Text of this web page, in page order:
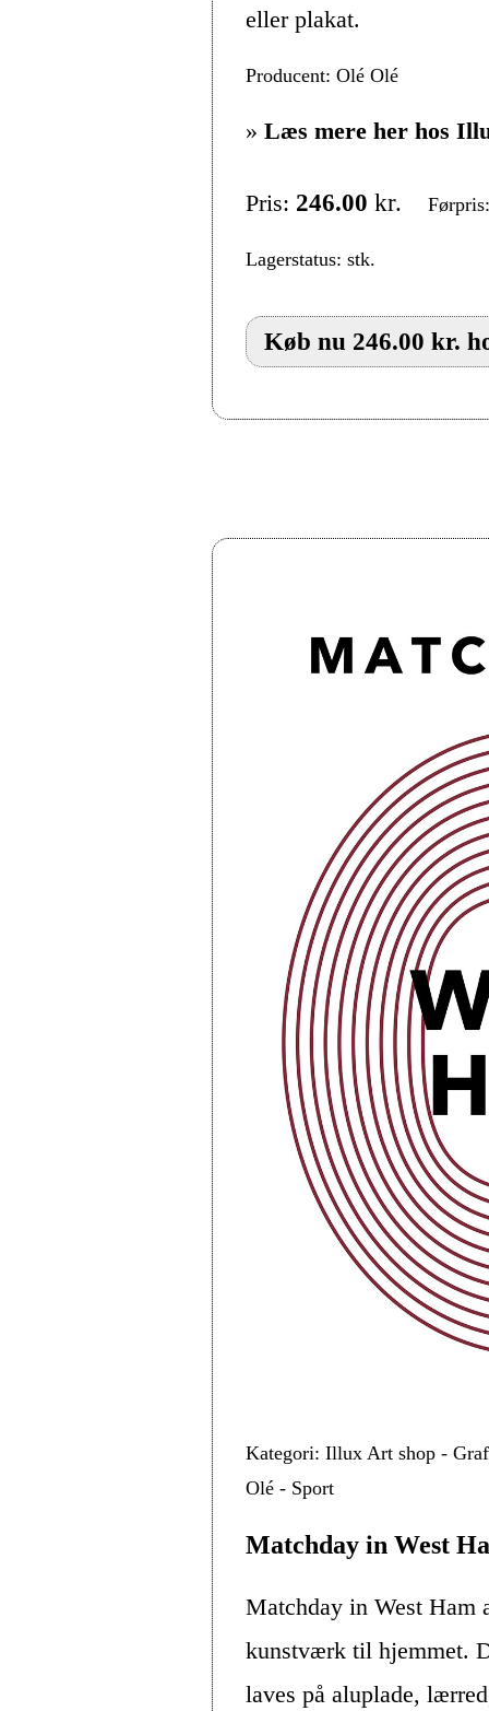
eller plakat.
Producent: Olé Olé
» Læs mere her hos
Pris: 246.00 kr.
Lagerstatus: stk.
Køb nu 246.00 kr.
Kategori: Illux Art shop -
Olé - Sport
Matchday in West
Matchday in West Ham
kunstværk til hjemmet.
laves på aluplade,